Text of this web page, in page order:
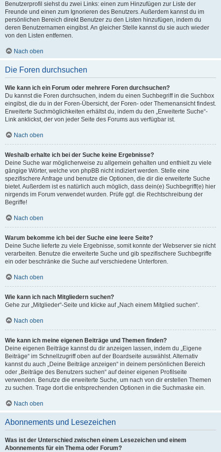
Benutzerprofil siehst du zwei Links: einen zum Hinzufügen zur Liste der
Freunde und einen zum Ignorieren des Benutzers. Außerdem kannst du im
persönlichen Bereich direkt Benutzer zu den Listen hinzufügen, indem du
deren Benutzernamen eingibst. An gleicher Stelle kannst du sie auch wieder
von den Listen entfernen.
Nach oben
Die Foren durchsuchen
Wie kann ich ein Forum oder mehrere Foren durchsuchen?
Du kannst die Foren durchsuchen, indem du einen Suchbegriff in die Suchbox
eingibst, die du in der Foren-Übersicht, der Foren- oder Themenansicht findest.
Erweiterte Suchmöglichkeiten erhältst du, indem du den „Erweiterte Suche“-
Link anklickst, der von jeder Seite des Forums aus verfügbar ist.
Nach oben
Weshalb erhalte ich bei der Suche keine Ergebnisse?
Deine Suche war möglicherweise zu allgemein gehalten und enthielt zu viele
gängige Wörter, welche von phpBB nicht indiziert werden. Stelle eine
spezifischere Anfrage und benutze die Optionen, die dir die erweiterte Suche
bietet. Außerdem ist es natürlich auch möglich, dass dein(e) Suchbegriff(e) hier
nirgends im Forum verwendet wurden. Prüfe ggf. die Rechtschreibung der
Begriffe!
Nach oben
Warum bekomme ich bei der Suche eine leere Seite?
Deine Suche lieferte zu viele Ergebnisse, somit konnte der Webserver sie nicht
verarbeiten. Benutze die erweiterte Suche und gib spezifischere Suchbegriffe
ein oder beschränke die Suche auf verschiedene Unterforen.
Nach oben
Wie kann ich nach Mitgliedern suchen?
Gehe zur „Mitglieder“-Seite und klicke auf „Nach einem Mitglied suchen“.
Nach oben
Wie kann ich meine eigenen Beiträge und Themen finden?
Deine eigenen Beiträge kannst du dir anzeigen lassen, indem du „Eigene
Beiträge“ im Schnellzugriff oben auf der Boardseite auswählst. Alternativ
kannst du auch „Deine Beiträge anzeigen“ in deinem persönlichen Bereich
oder „Beiträge des Benutzers suchen“ auf deiner eigenen Profilseite
verwenden. Benutze die erweiterte Suche, um nach von dir erstellen Themen
zu suchen. Trage dort die entsprechenden Optionen in die Suchmaske ein.
Nach oben
Abonnements und Lesezeichen
Was ist der Unterschied zwischen einem Lesezeichen und einem
Abonnements für ein Thema oder Forum?